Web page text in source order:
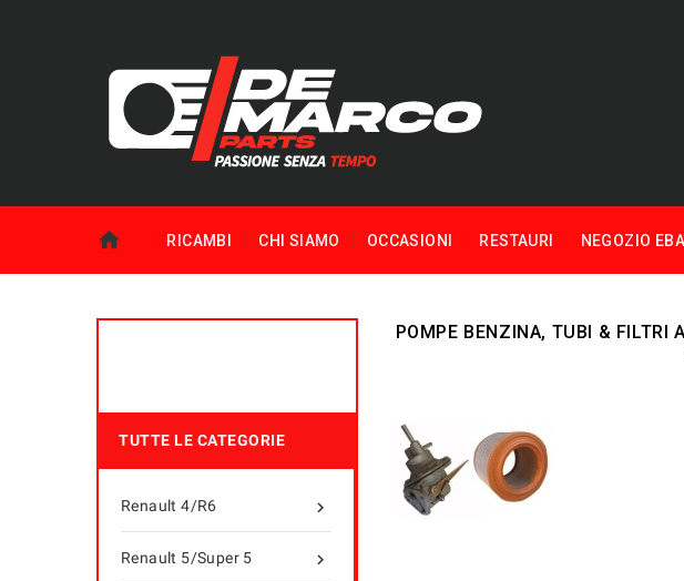
RICAMBI CHI SIAMO OCCASIONI RESTAURI NEGOZIO
TUTTE LE CATEGORIE

Renault 4/R6

Renault 5/Super 5
POMPE BENZINA, TUBI & FILTRI